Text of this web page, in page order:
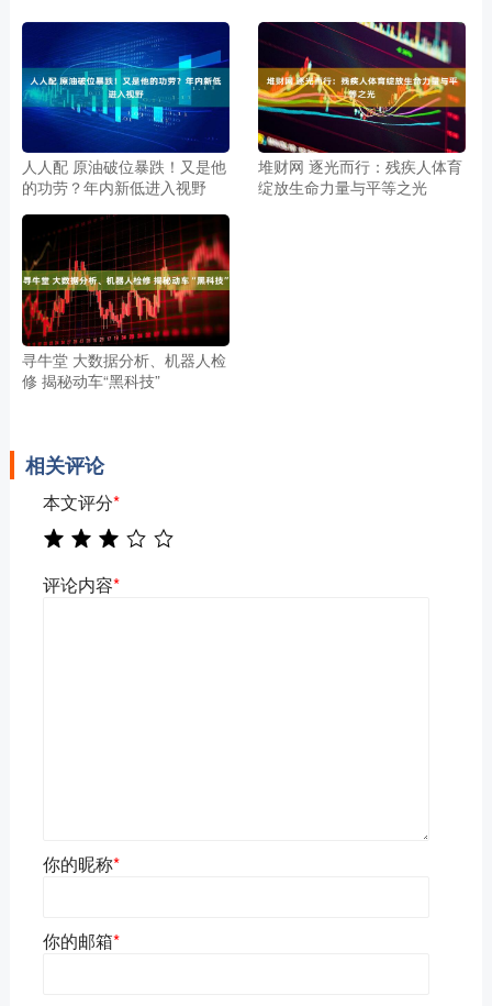
人人配 原油破位暴跌！又是他
的功劳？年内新低进入视野
堆财网 逐光而行：残疾人体育
绽放生命力量与平等之光
寻牛堂 大数据分析、机器人检
修 揭秘动车“黑科技”
相关评论
本文评分*
评论内容*
你的昵称*
你的邮箱*